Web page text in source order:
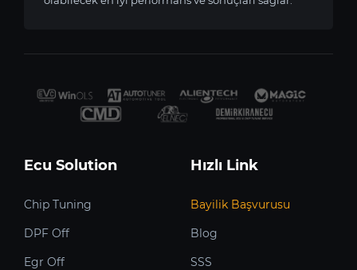
Ecu Solution
Chip Tuning
DPF Off
Egr Off
Hızlı Link
Bayilik Başvurusu
Blog
SSS